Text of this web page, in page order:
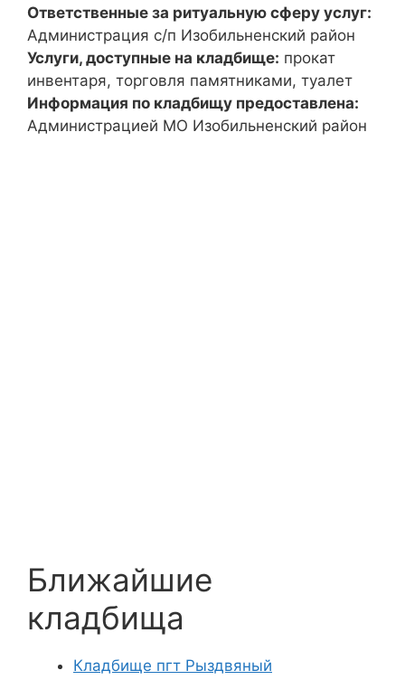
Ответственные за ритуальную сферу услуг:
Администрация с/п Изобильненский район
Услуги, доступные на кладбище: прокат
инвентаря, торговля памятниками, туалет
Информация по кладбищу предоставлена:
Администрацией МО Изобильненский район
Ближайшие
кладбища
Кладбище пгт Рыздвяный